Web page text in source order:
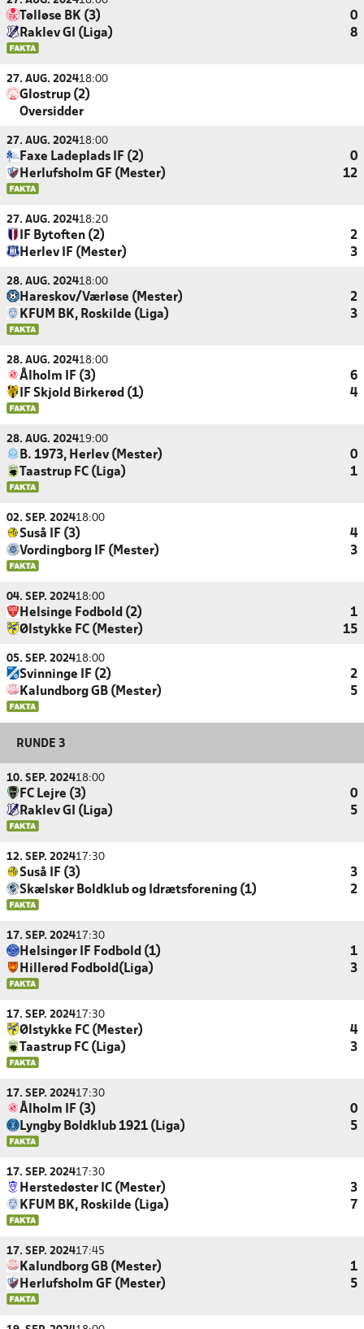
Tølløse BK (3)
0
Raklev GI (Liga)
8
27. AUG. 202418:00
Glostrup (2)
Oversidder
27. AUG. 202418:00
Faxe Ladeplads IF (2)
0
Herlufsholm GF (Mester)
12
27. AUG. 202418:20
IF Bytoften (2)
2
Herlev IF (Mester)
3
28. AUG. 202418:00
Hareskov/Værløse (Mester)
2
KFUM BK, Roskilde (Liga)
3
28. AUG. 202418:00
Ålholm IF (3)
6
IF Skjold Birkerød (1)
4
28. AUG. 202419:00
B. 1973, Herlev (Mester)
0
Taastrup FC (Liga)
1
02. SEP. 202418:00
Suså IF (3)
4
Vordingborg IF (Mester)
3
04. SEP. 202418:00
Helsinge Fodbold (2)
1
Ølstykke FC (Mester)
15
05. SEP. 202418:00
Svinninge IF (2)
2
Kalundborg GB (Mester)
5
RUNDE 3
10. SEP. 202418:00
FC Lejre (3)
0
Raklev GI (Liga)
5
12. SEP. 202417:30
Suså IF (3)
3
Skælskør Boldklub og Idrætsforening (1)
2
17. SEP. 202417:30
Helsingør IF Fodbold (1)
1
Hillerød Fodbold(Liga)
3
17. SEP. 202417:30
Ølstykke FC (Mester)
4
Taastrup FC (Liga)
3
17. SEP. 202417:30
Ålholm IF (3)
0
Lyngby Boldklub 1921 (Liga)
5
17. SEP. 202417:30
Herstedøster IC (Mester)
3
KFUM BK, Roskilde (Liga)
7
17. SEP. 202417:45
Kalundborg GB (Mester)
1
Herlufsholm GF (Mester)
5